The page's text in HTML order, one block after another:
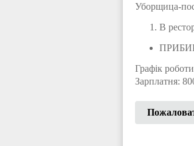
Уборщица-
В
Графік
Зарплатня: